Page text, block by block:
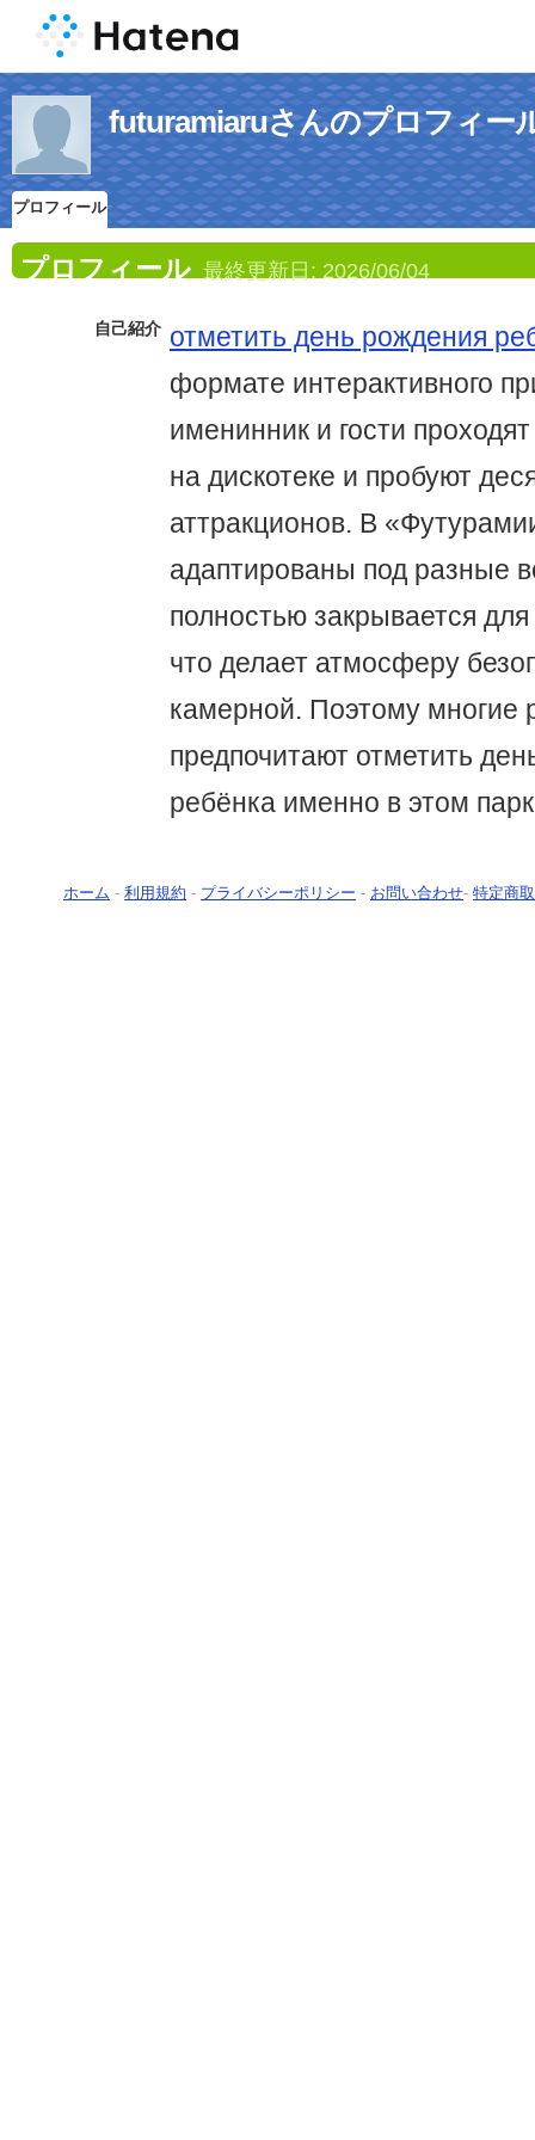
futuramiaruさんのプロフィー
プロフィール
プロフィール 最終更新日: 2026/06/04
自己紹介 отметить день рождения
формате интерактивного
именинник и гости
на дискотеке и пробуют
аттракционов. В
адаптированы под разные
полностью закрывается
что делает атмосферу
камерной. Поэтому многие
предпочитают отметить
ребёнка именно в этом
ホーム - 利用規約 - プライバシーポリシー - お問い合わせ- 特定商